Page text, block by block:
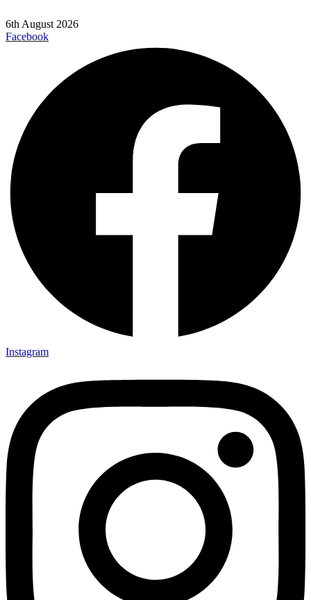
6th August 2026
Facebook
Instagram